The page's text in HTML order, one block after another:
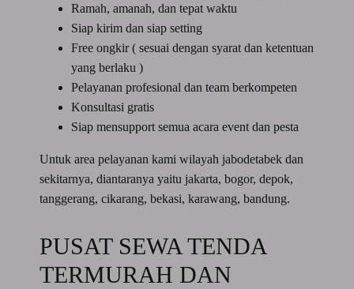
Ramah, amanah, dan tepat waktu
Siap kirim dan siap setting
Free ongkir ( sesuai dengan syarat dan ketentuan
yang berlaku )
Pelayanan profesional dan team berkompeten
Konsultasi gratis
Siap mensupport semua acara event dan pesta
Untuk area pelayanan kami wilayah jabodetabek dan
sekitarnya, diantaranya yaitu jakarta, bogor, depok,
tanggerang, cikarang, bekasi, karawang, bandung.
PUSAT SEWA TENDA
TERMURAH DAN